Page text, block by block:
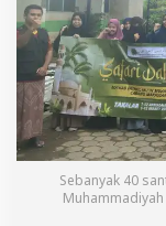
Sebanyak 40